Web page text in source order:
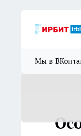
Мы в